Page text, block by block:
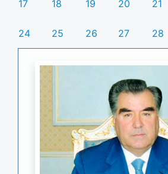
17 18 19 20 21
24 25 26 27 28